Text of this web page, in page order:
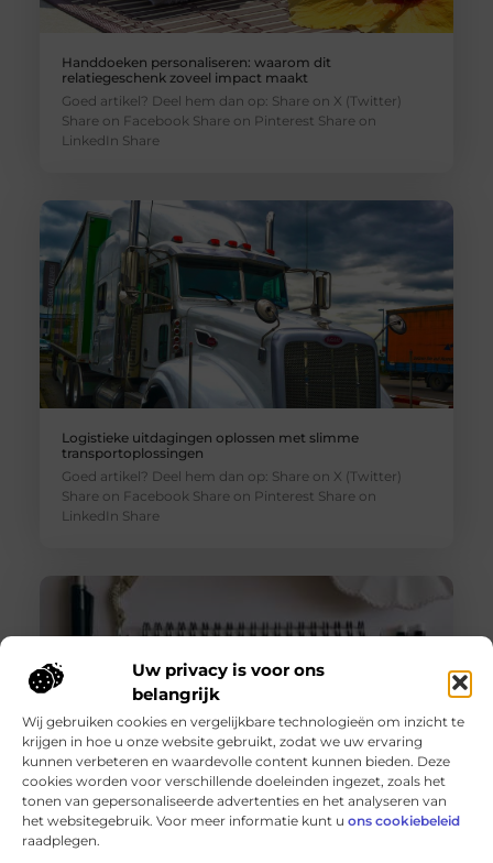
Uw privacy is voor ons
belangrijk
Wij gebruiken cookies en vergelijkbare technologieën om inzicht te
krijgen in hoe u onze website gebruikt, zodat we uw ervaring
kunnen verbeteren en waardevolle content kunnen bieden. Deze
cookies worden voor verschillende doeleinden ingezet, zoals het
tonen van gepersonaliseerde advertenties en het analyseren van
het websitegebruik. Voor meer informatie kunt u ons cookiebeleid
raadplegen.
Handdoeken personaliseren: waarom dit
relatiegeschenk zoveel impact maakt
Goed artikel? Deel hem dan op: Share on X (Twitter)
Share on Facebook Share on Pinterest Share on
LinkedIn Share
Logistieke uitdagingen oplossen met slimme
transportoplossingen
Goed artikel? Deel hem dan op: Share on X (Twitter)
Share on Facebook Share on Pinterest Share on
LinkedIn Share
De voordelen van het drukken van kalenders voor jouw
bedrijf!
Goed artikel? Deel hem dan op: Share on X (Twitter)